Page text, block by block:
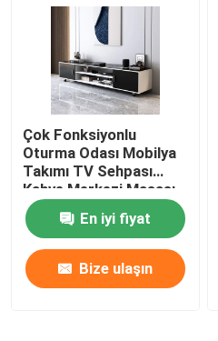
Çok Fonksiyonlu
Oturma Odası Mobilya
Takımı TV Sehpası
Kahve Merkezi Masası
En iyi fiyat
Bize ulaşın